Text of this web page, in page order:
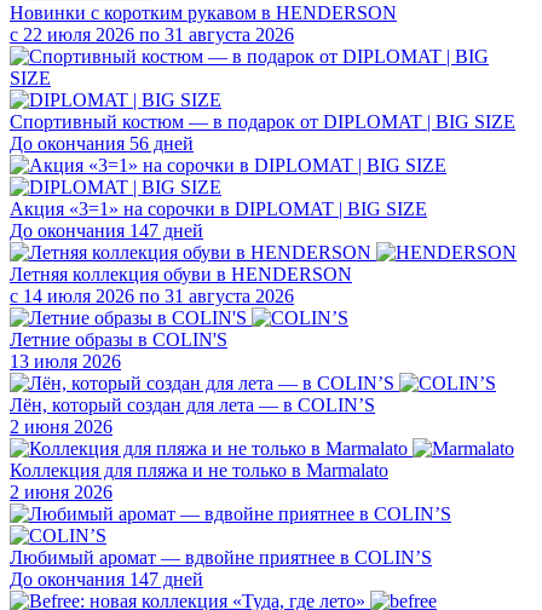
Новинки с коротким рукавом в HENDERSON
с 22 июля 2026 по 31 августа 2026
Спортивный костюм — в подарок от DIPLOMAT | BIG SIZE
До окончания 56 дней
Акция «3=1» на сорочки в DIPLOMAT | BIG SIZE
До окончания 147 дней
Летняя коллекция обуви в HENDERSON
с 14 июля 2026 по 31 августа 2026
Летние образы в COLIN'S
13 июля 2026
Лён, который создан для лета — в COLIN’S
2 июня 2026
Коллекция для пляжа и не только в Marmalato
2 июня 2026
Любимый аромат — вдвойне приятнее в COLIN’S
До окончания 147 дней